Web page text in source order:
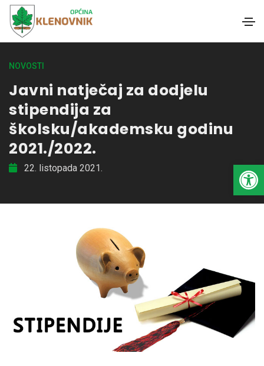
Open toolbar
NOVOSTI
Javni natječaj za dodjelu
stipendija za
školsku/akademsku godinu
2021./2022.
22. listopada 2021.